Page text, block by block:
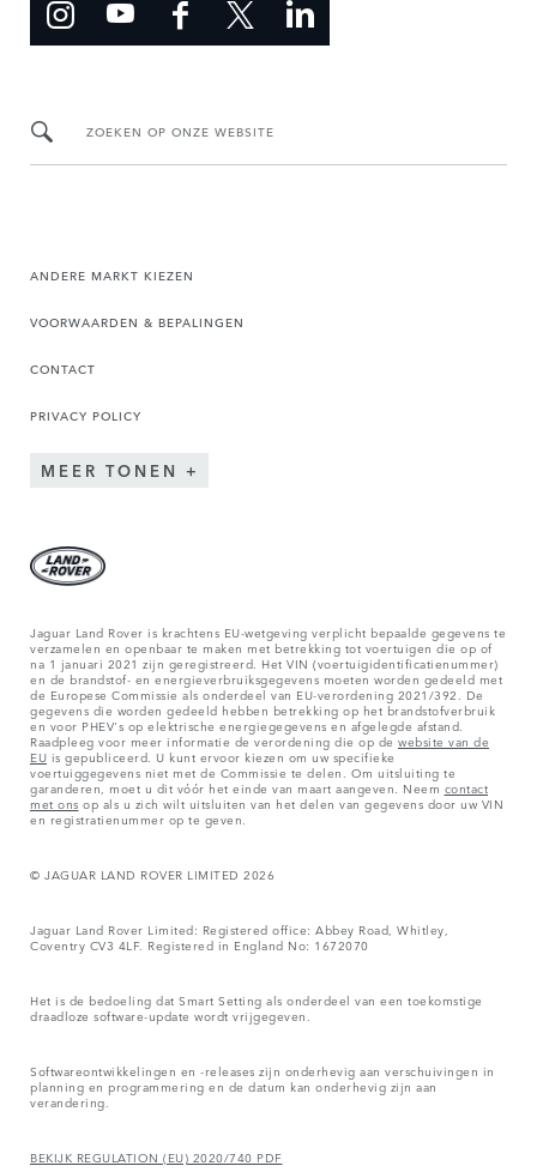
ZOEKEN OP ONZE WEBSITE
ANDERE MARKT KIEZEN
VOORWAARDEN & BEPALINGEN
CONTACT
PRIVACY POLICY
MEER TONEN
Jaguar Land Rover is krachtens EU-wetgeving verplicht bepaalde gegevens te
verzamelen en openbaar te maken met betrekking tot voertuigen die op of
na 1 januari 2021 zijn geregistreerd. Het VIN (voertuigidentificatienummer)
en de brandstof- en energieverbruiksgegevens moeten worden gedeeld met
de Europese Commissie als onderdeel van EU-verordening 2021/392. De
gegevens die worden gedeeld hebben betrekking op het brandstofverbruik
en voor PHEV's op elektrische energiegegevens en afgelegde afstand.
Raadpleeg voor meer informatie de verordening die op dewebsite van de
EU is gepubliceerd. U kunt ervoor kiezen om uw specifieke
voertuiggegevens niet met de Commissie te delen. Om uitsluiting te
garanderen, moet u dit vóór het einde van maart aangeven. Neem contact
met ons op als u zich wilt uitsluiten van het delen van gegevens door uw VIN
en registratienummer op te geven.
© JAGUAR LAND ROVER LIMITED 2026
Jaguar Land Rover Limited: Registered office: Abbey Road, Whitley,
Coventry CV3 4LF. Registered in England No: 1672070
Het is de bedoeling dat Smart Setting als onderdeel van een toekomstige
draadloze software-update wordt vrijgegeven.
Softwareontwikkelingen en -releases zijn onderhevig aan verschuivingen in
planning en programmering en de datum kan onderhevig zijn aan
verandering.
BEKIJK REGULATION (EU) 2020/740 PDF